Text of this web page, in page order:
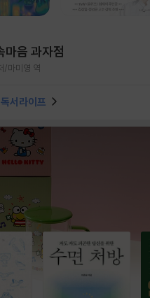
마음 과자점
/마미영 역
서라이프